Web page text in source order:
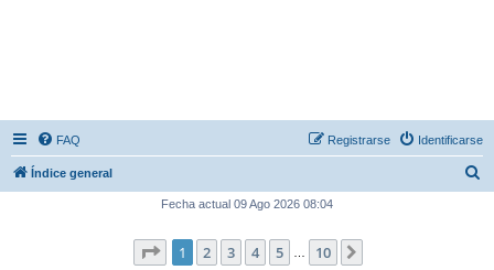
FAQ Identificarse
Registrarse
Índice general
Fecha actual 09 Ago 2026 08:04
Página de 10
1 2 3 4 5 10